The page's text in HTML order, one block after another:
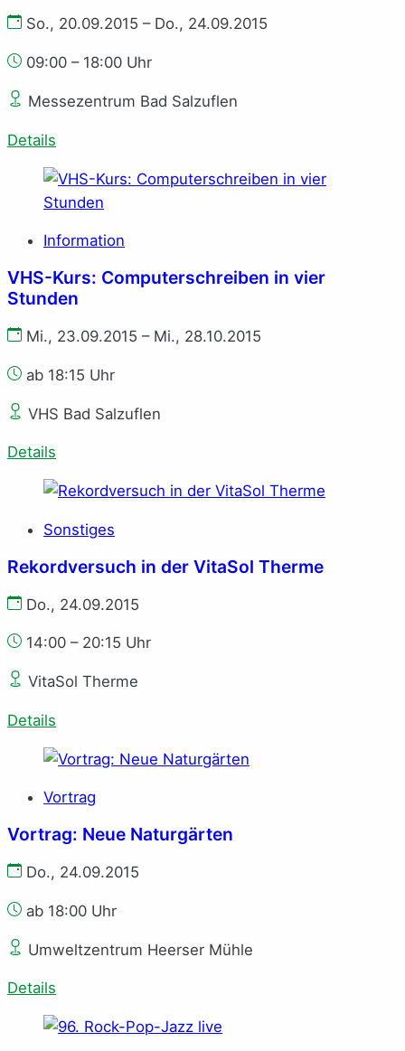
So., 20.09.2015 – Do., 24.09.2015
09:00 – 18:00 Uhr
Messezentrum Bad Salzuflen
Details
Information
VHS-Kurs: Computerschreiben in vier
Stunden
Mi., 23.09.2015 – Mi., 28.10.2015
ab 18:15 Uhr
VHS Bad Salzuflen
Details
Sonstiges
Rekordversuch in der VitaSol Therme
Do., 24.09.2015
14:00 – 20:15 Uhr
VitaSol Therme
Details
Vortrag
Vortrag: Neue Naturgärten
Do., 24.09.2015
ab 18:00 Uhr
Umweltzentrum Heerser Mühle
Details